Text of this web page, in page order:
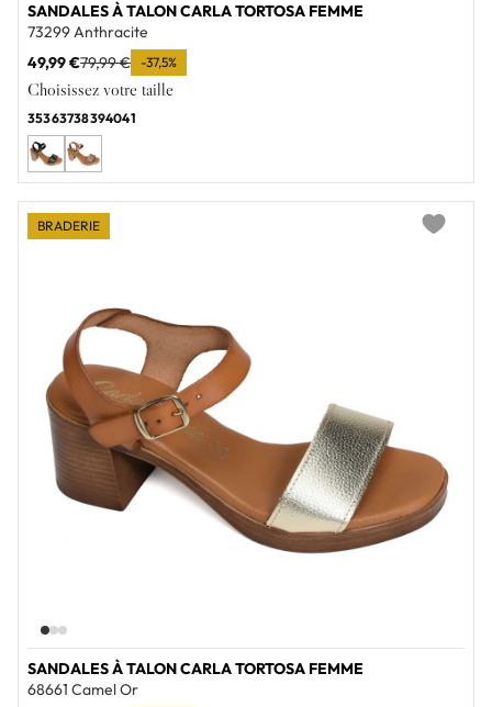
SANDALES À TALON CARLA TORTOSA FEMME
73299 Anthracite
49,99 €79,99 € -37,5%
Choisissez votre taille
35363738394041
SANDALES À TALON CARLA TORTOSA FEMME
68661 Camel Or
BRADERIE